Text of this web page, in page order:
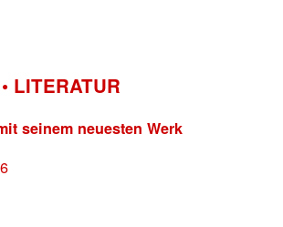
LITERATUR
seinem neuesten Werk